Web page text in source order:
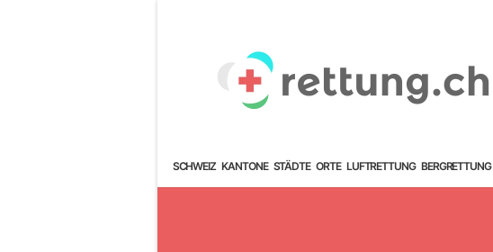
SCHWEIZ KANTONE STÄDTE ORTE LUFTRETTUNG BERGRETTUNG